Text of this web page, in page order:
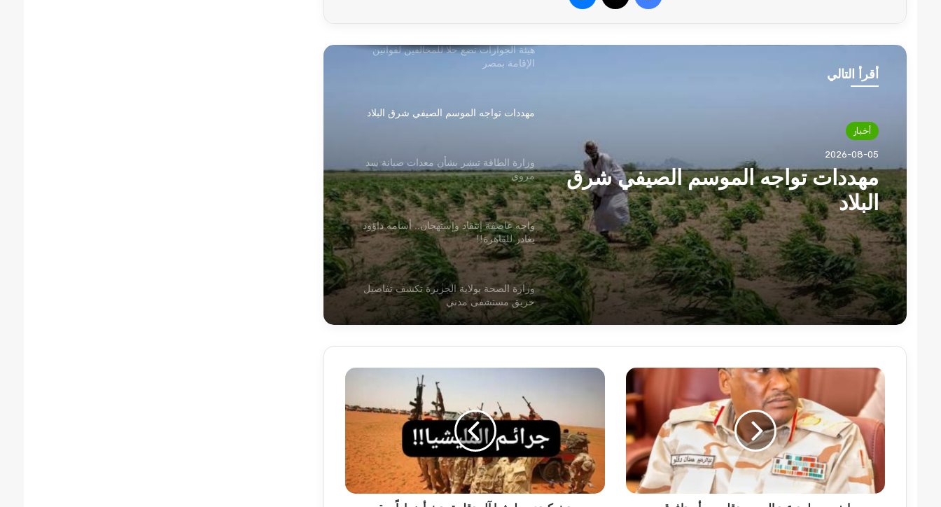
أقرأ التالي
أخبار
2026-08-05
مهددات تواجه الموسم الصيفي شرق
البلاد
هيئة الجوازات تضع حلا للمخالفين لقوانين
الإقامة بمصر
مهددات تواجه الموسم الصيفي شرق البلاد
وزارة الطاقة تبشر بشأن معدات صيانة سد
مروي
واجه عاصفة إنتقاد وإستهجان.. أسامه داؤود
يغادر للقاهرة!!
وزارة الصحة بولاية الجزيرة تكشف تفاصيل
حريق مستشفى مدني
مصر للطيران” تستأنف رحلاتها إلى بورتسودان
وسلطات المطار تؤكد التعافي
الحكومة تتخذ خطوات جديدة تجاه تجارة المعابر
الحدودية
يا
خبر
طرد
عبد
الرحيم
دقلو
أم
حدث
تحدث
أضراراً
بمقر
الأمن
الوطني